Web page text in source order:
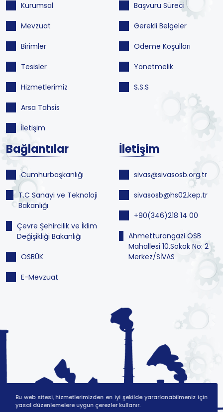
Kurumsal
Mevzuat
Birimler
Tesisler
Hizmetlerimiz
Arsa Tahsis
İletişim
Başvuru Süreci
Gerekli Belgeler
Ödeme Koşulları
Yönetmelik
S.S.S
Bağlantılar
Cumhurbaşkanlığı
T.C Sanayi ve Teknoloji
Bakanlığı
Çevre Şehircilik ve İklim
Değişikliği Bakanlığı
OSBÜK
E-Mevzuat
İletişim
sivas@sivasosb.org.tr
sivasosb@hs02.kep.tr
+90(346)218 14 00
Ahmetturangazi OSB
Mahallesi 10.Sokak No: 2
Merkez/SİVAS
Bu web sitesi, hizmetlerimizden en iyi şekilde yararlanabilmeniz için
yasal düzenlemelere uygun çerezler kullanır.